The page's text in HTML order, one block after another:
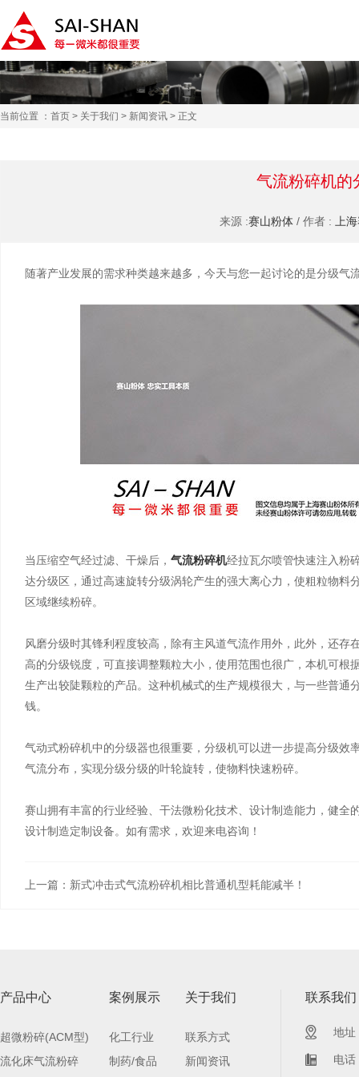
当前位置 ： 首页 > 关于我们 > 新闻资讯 > 正文
气流粉碎机的
来源 :赛山粉体 / 作者 : 上
随著产业发展的需求种类越来越多，今天与您一起讨论的是分级
当压缩空气经过滤、干燥后， 气流粉碎机经拉瓦尔喷管快速注入粉
达分级区，通过高速旋转分级涡轮产生的强大离心力，使粗粒物
区域继续粉碎。
风磨分级时其锋利程度较高，除有主风道气流作用外，此外，还
高的分级锐度，可直接调整颗粒大小，使用范围也很广，本机可
生产出较陡颗粒的产品。这种机械式的生产规模很大，与一些普
钱。
气动式粉碎机中的分级器也很重要，分级机可以进一步提高分级
气流分布，实现分级分级的叶轮旋转，使物料快速粉碎。
赛山拥有丰富的行业经验、干法微粉化技术、设计制造能力，健
设计制造定制设备。​如有需求，欢迎来电咨询！
上一篇：新式冲击式气流粉碎机相比普通机型耗能减半！
产品中心
超微粉碎(ACM型)
流化床气流粉碎
案例展示
化工行业
制药/食品
关于我们
联系方式
新闻资讯
联系我们
地址
电